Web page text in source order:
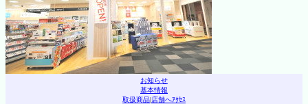
お知らせ
基本情報
取扱商品|店舗へｱｸｾｽ